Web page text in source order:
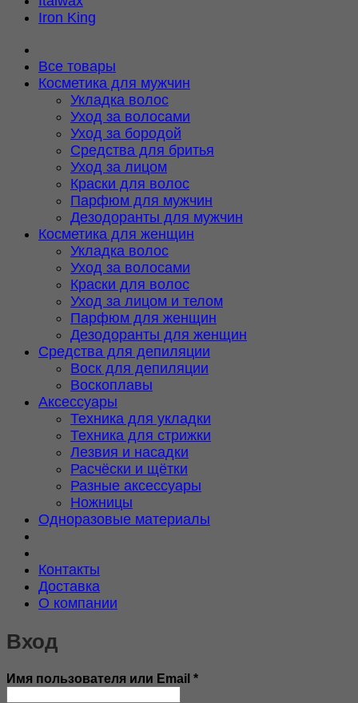
Iron King
Все товары
Косметика для мужчин
Укладка волос
Уход за волосами
Уход за бородой
Средства для бритья
Уход за лицом
Краски для волос
Парфюм для мужчин
Дезодоранты для мужчин
Косметика для женщин
Укладка волос
Уход за волосами
Краски для волос
Уход за лицом и телом
Парфюм для женщин
Дезодоранты для женщин
Средства для депиляции
Воск для депиляции
Воскоплавы
Аксессуары
Техника для укладки
Техника для стрижки
Лезвия и насадки
Расчёски и щётки
Разные аксессуары
Ножницы
Одноразовые материалы
Контакты
Доставка
О компании
Вход
Имя пользователя или Email *Обязательно